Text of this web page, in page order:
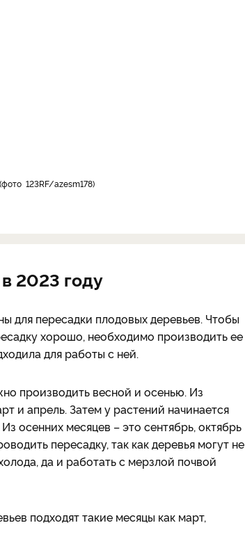
фото 123RF/azesm178
2023 году
для пересадки плодовых деревьев. Чтобы
хорошо, необходимо производить ее
для работы с ней.
производить весной и осенью. Из
и апрель. Затем у растений начинается
осенних месяцев – это сентябрь, октябрь
пересадку, так как деревья могут не
да и работать с мерзлой почвой
подходят такие месяцы как март,